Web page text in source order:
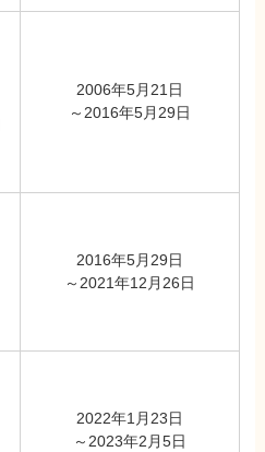
2006年5月21日
～2016年5月29日
2016年5月29日
～2021年12月26日
2022年1月23日
～2023年2月5日